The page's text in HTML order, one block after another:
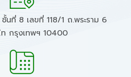
นที่ 8 เลขที่ 118/1 ถ.พระราม 6
กรุงเทพฯ 10400